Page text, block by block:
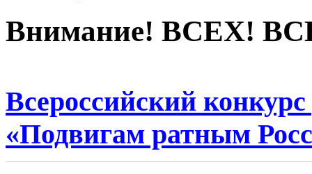
Внимание! ВСЕХ!
Всероссийский
«Подвигам ратным